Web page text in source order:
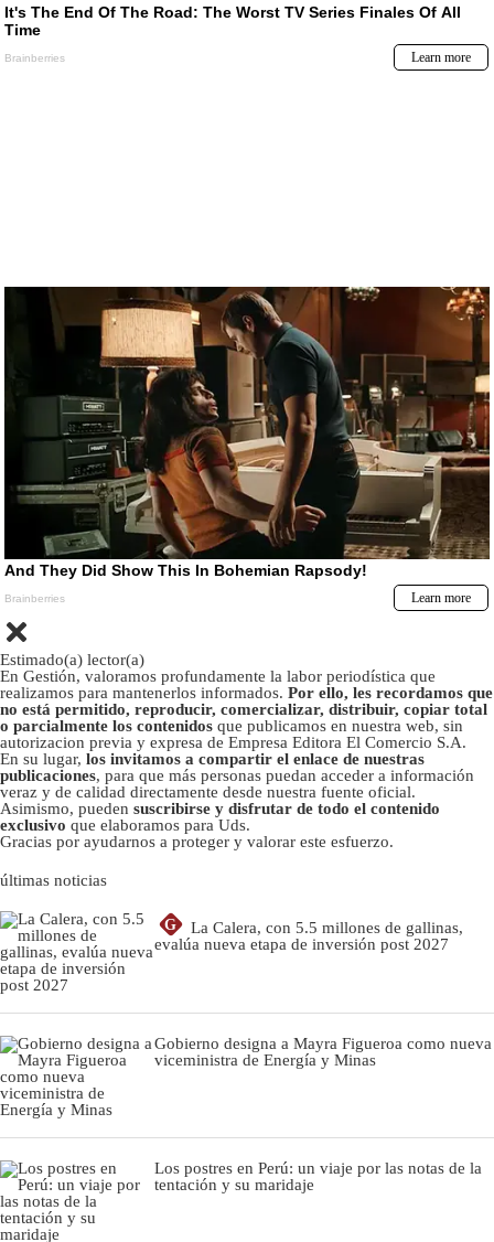
Estimado(a) lector(a)
En Gestión, valoramos profundamente la labor periodística que
realizamos para mantenerlos informados. Por ello, les recordamos que
no está permitido, reproducir, comercializar, distribuir, copiar total
o parcialmente los contenidos que publicamos en nuestra web, sin
autorizacion previa y expresa de Empresa Editora El Comercio S.A.
En su lugar, los invitamos a compartir el enlace de nuestras
publicaciones, para que más personas puedan acceder a información
veraz y de calidad directamente desde nuestra fuente oficial.
Asimismo, pueden suscribirse y disfrutar de todo el contenido
exclusivo que elaboramos para Uds.
Gracias por ayudarnos a proteger y valorar este esfuerzo.
últimas noticias
G
La Calera, con 5.5 millones de gallinas,
evalúa nueva etapa de inversión post 2027
Gobierno designa a Mayra Figueroa como nueva
viceministra de Energía y Minas
Los postres en Perú: un viaje por las notas de la
tentación y su maridaje